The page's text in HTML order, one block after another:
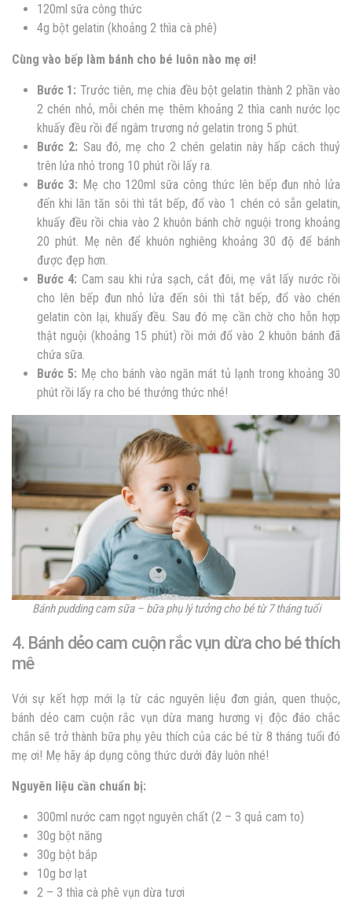
120ml sữa công thức
4g bột gelatin (khoảng 2 thìa cà phê)
Cùng vào bếp làm bánh cho bé luôn nào mẹ ơi!
Bước 1: Trước tiên, mẹ chia đều bột gelatin thành 2 phần vào
2 chén nhỏ, mỗi chén mẹ thêm khoảng 2 thìa canh nước lọc
khuấy đều rồi để ngâm trương nở gelatin trong 5 phút.
Bước 2: Sau đó, mẹ cho 2 chén gelatin này hấp cách thuỷ
trên lửa nhỏ trong 10 phút rồi lấy ra.
Bước 3: Mẹ cho 120ml sữa công thức lên bếp đun nhỏ lửa
đến khi lăn tăn sôi thì tắt bếp, đổ vào 1 chén có sẵn gelatin,
khuấy đều rồi chia vào 2 khuôn bánh chờ nguội trong khoảng
20 phút. Mẹ nên để khuôn nghiêng khoảng 30 độ để bánh
được đẹp hơn.
Bước 4: Cam sau khi rửa sạch, cắt đôi, mẹ vắt lấy nước rồi
cho lên bếp đun nhỏ lửa đến sôi thì tắt bếp, đổ vào chén
gelatin còn lại, khuấy đều. Sau đó mẹ cần chờ cho hỗn hợp
thật nguội (khoảng 15 phút) rồi mới đổ vào 2 khuôn bánh đã
chứa sữa.
Bước 5: Mẹ cho bánh vào ngăn mát tủ lạnh trong khoảng 30
phút rồi lấy ra cho bé thưởng thức nhé!
Bánh pudding cam sữa – bữa phụ lý tưởng cho bé từ 7 tháng tuổi
4. Bánh dẻo cam cuộn rắc vụn dừa cho bé thích
mê
Với sự kết hợp mới lạ từ các nguyên liệu đơn giản, quen thuộc,
bánh dẻo cam cuộn rắc vụn dừa mang hương vị độc đáo chắc
chắn sẽ trở thành bữa phụ yêu thích của các bé từ 8 tháng tuổi đó
mẹ ơi! Mẹ hãy áp dụng công thức dưới đây luôn nhé!
Nguyên liệu cần chuẩn bị:
300ml nước cam ngọt nguyên chất (2 – 3 quả cam to)
30g bột năng
30g bột bắp
10g bơ lạt
2 – 3 thìa cà phê vụn dừa tươi